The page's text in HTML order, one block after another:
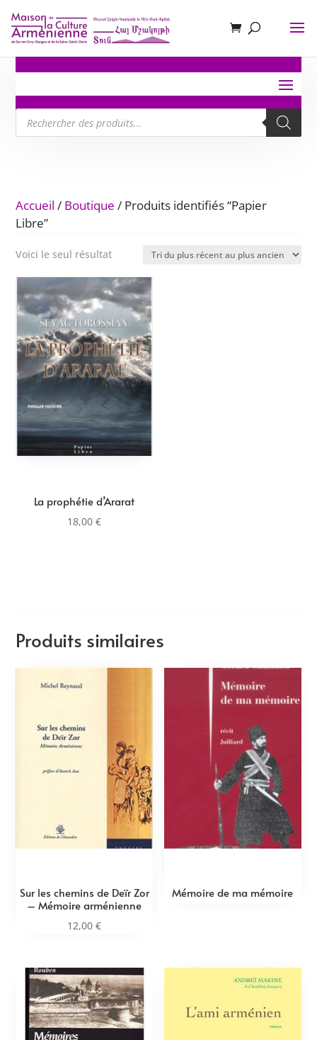
Recherche
de
produits
Accueil / Boutique / Produits identifiés “Papier
Libre”
Voici le seul résultat
La prophétie d’Ararat
18,00€
Produits similaires
Sur les chemins de Deïr Zor
– Mémoire arménienne
12,00€
Mémoire de ma mémoire